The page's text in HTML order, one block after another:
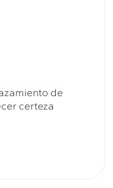
de
certeza